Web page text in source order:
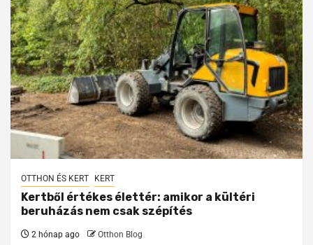
OTTHON ÉS KERT KERT
Kertből értékes élettér: amikor a kültéri
beruházás nem csak szépítés
2 hónap ago Otthon Blog